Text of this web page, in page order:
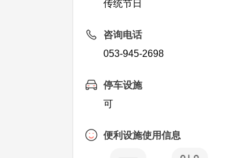
传统节日
咨询电话
053-945-2698
停车设施
可
便利设施使用信息